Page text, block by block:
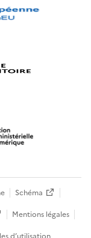
Schéma
Mentions légales